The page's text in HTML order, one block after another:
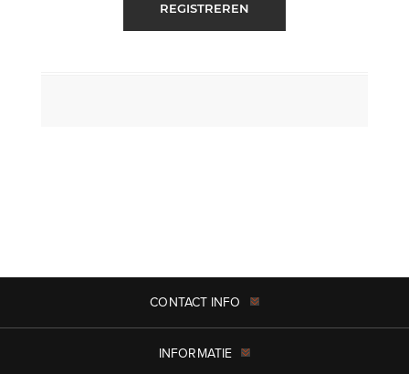
REGISTREREN
CONTACT INFO
INFORMATIE